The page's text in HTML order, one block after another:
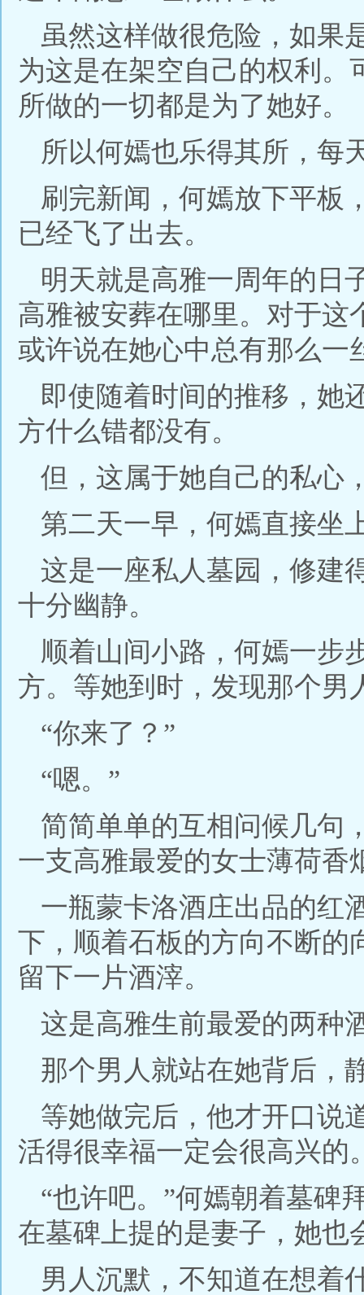
虽然这样做很危险，如果
为这是在架空自己的权利。
所做的一切都是为了她好。
所以何嫣也乐得其所，每
刷完新闻，何嫣放下平板
已经飞了出去。
明天就是高雅一周年的日
高雅被安葬在哪里。对于这
或许说在她心中总有那么一
即使随着时间的推移，她
方什么错都没有。
但，这属于她自己的私心
第二天一早，何嫣直接坐
这是一座私人墓园，修建
十分幽静。
顺着山间小路，何嫣一步
方。等她到时，发现那个男
“你来了？”
“嗯。”
简简单单的互相问候几句
一支高雅最爱的女士薄荷香
一瓶蒙卡洛酒庄出品的红
下，顺着石板的方向不断的
留下一片酒滓。
这是高雅生前最爱的两种
那个男人就站在她背后，
等她做完后，他才开口说
活得很幸福一定会很高兴的
“也许吧。”何嫣朝着墓碑
在墓碑上提的是妻子，她也
男人沉默，不知道在想着